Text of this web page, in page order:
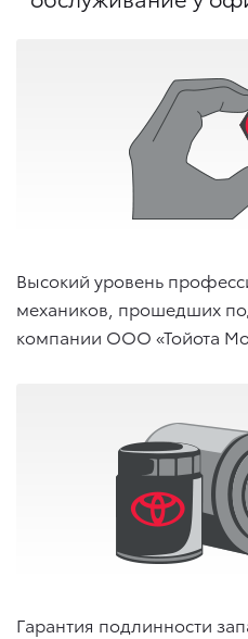
Высокий уровень
механиков, прошедших
компании ООО «Тойота
Гарантия подлинности